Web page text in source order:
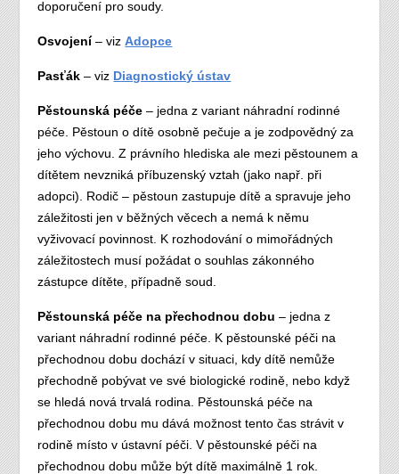
doporučení pro soudy.
Osvojení– vizAdopce
Pasťák – viz Diagnostický ústav
Pěstounská péče – jedna z variant náhradní rodinné
péče. Pěstoun o dítě osobně pečuje a je zodpovědný za
jeho výchovu. Z právního hlediska ale mezi pěstounem a
dítětem nevzniká příbuzenský vztah (jako např. při
adopci). Rodič – pěstoun zastupuje dítě a spravuje jeho
záležitosti jen v běžných věcech a nemá k němu
vyživovací povinnost. K rozhodování o mimořádných
záležitostech musí požádat o souhlas zákonného
zástupce dítěte, případně soud.
Pěstounská péče na přechodnou dobu – jedna z
variant náhradní rodinné péče. K pěstounské péči na
přechodnou dobu dochází v situaci, kdy dítě nemůže
přechodně pobývat ve své biologické rodině, nebo když
se hledá nová trvalá rodina. Pěstounská péče na
přechodnou dobu mu dává možnost tento čas strávit v
rodině místo v ústavní péči. V pěstounské péči na
přechodnou dobu může být dítě maximálně 1 rok.